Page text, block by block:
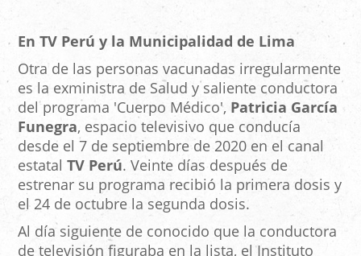
En TV Perú y la Municipalidad de Lima
Otra de las personas vacunadas irregularmente
es la exministra de Salud y saliente conductora
del programa 'Cuerpo Médico', Patricia García
Funegra, espacio televisivo que conducía
desde el 7 de septiembre de 2020 en el canal
estatal TV Perú. Veinte días después de
estrenar su programa recibió la primera dosis y
el 24 de octubre la segunda dosis.
Al día siguiente de conocido que la conductora
de televisión figuraba en la lista, el Instituto